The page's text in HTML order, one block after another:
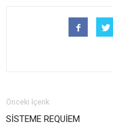
Önceki İçerik
SİSTEME REQUİEM